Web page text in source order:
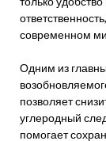
современном
Одним из
позволяет
углеродный
помогает